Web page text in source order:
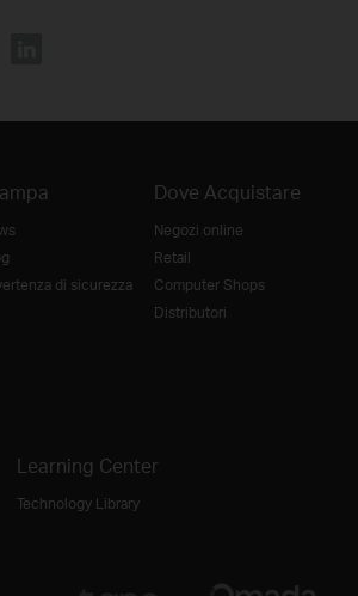
di sicurezza
Dove Acquistare
Negozi online
Retail
Computer Shops
Distributori
Learning Center
Technology Library